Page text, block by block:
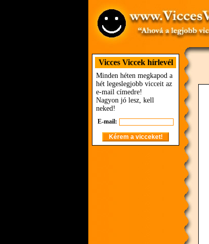
Vicces Viccek hírlevél
Minden héten megkapod a
hét legeslegjobb vicceit az
e-mail címedre!
Nagyon jó lesz, kell
neked!
E-mail: